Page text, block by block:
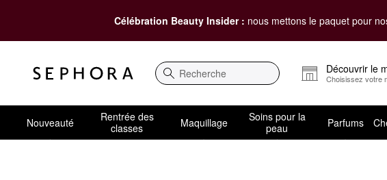
Célébration Beauty Insider : nous mettons le paquet pour
Recherche
Découvrir le
Choisissez votre
Nouveauté
Rentrée des
classes
Maquillage
Soins pour la
peau
Parfums